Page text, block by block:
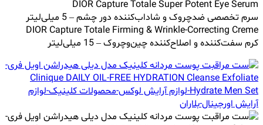
DIOR Capture Totale Super Potent Eye Serum
سرم تخصصی ضدچروک و شاداب‌کننده دور چشم – 5 میلی‌لیتر
DIOR Capture Totale Firming & Wrinkle-Correcting Creme
کرم سفت‌کننده و اصلاح‌کننده چین‌وچروک – 15 میلی‌لیتر